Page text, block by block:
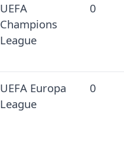
UEFA
Champions
League
0
UEFA Europa
League
0